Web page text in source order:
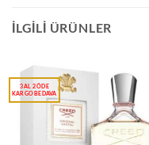
İLGILI ÜRÜNLER